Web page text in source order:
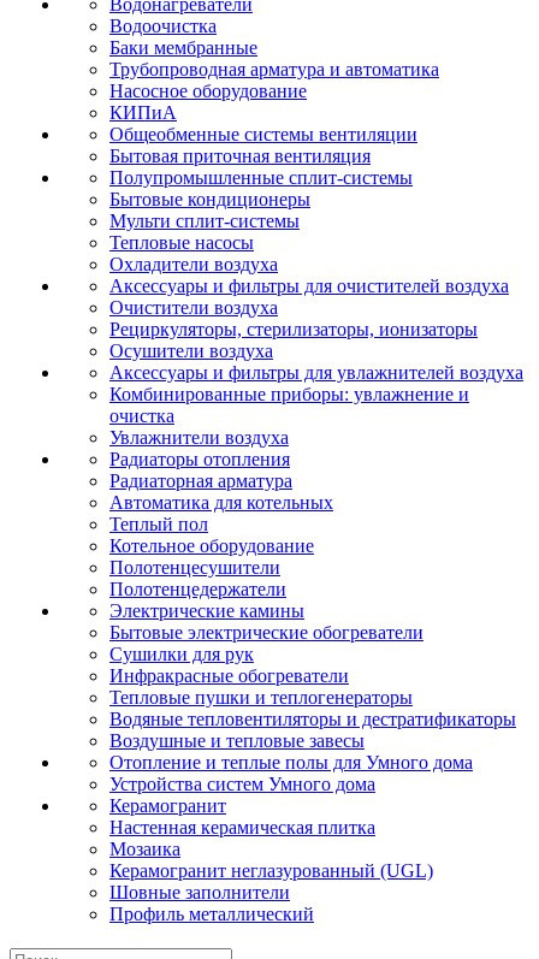
Водонагреватели
Водоочистка
Баки мембранные
Трубопроводная арматура и автоматика
Насосное оборудование
КИПиА
Общеобменные системы вентиляции
Бытовая приточная вентиляция
Полупромышленные сплит-системы
Бытовые кондиционеры
Мульти сплит-системы
Тепловые насосы
Охладители воздуха
Аксессуары и фильтры для очистителей воздуха
Очистители воздуха
Рециркуляторы, стерилизаторы, ионизаторы
Осушители воздуха
Аксессуары и фильтры для увлажнителей воздуха
Комбинированные приборы: увлажнение и
очистка
Увлажнители воздуха
Радиаторы отопления
Радиаторная арматура
Автоматика для котельных
Теплый пол
Котельное оборудование
Полотенцесушители
Полотенцедержатели
Электрические камины
Бытовые электрические обогреватели
Сушилки для рук
Инфракрасные обогреватели
Тепловые пушки и теплогенераторы
Водяные тепловентиляторы и дестратификаторы
Воздушные и тепловые завесы
Отопление и теплые полы для Умного дома
Устройства систем Умного дома
Керамогранит
Настенная керамическая плитка
Мозаика
Керамогранит неглазурованный (UGL)
Шовные заполнители
Профиль металлический